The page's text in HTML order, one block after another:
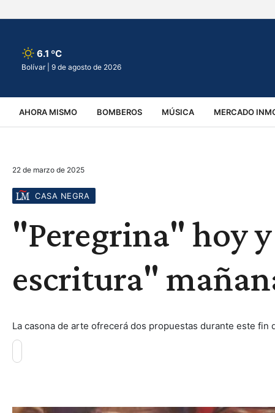
6.1 ºC
Bolívar | 9 de agosto de 2026
AHORA MISMO BOMBEROS MÚSICA MERCADO
VIRALES ACCIDENTES
22 de marzo de 2025
CASA NEGRA
"Peregrina" hoy
escritura"
La casona de arte ofrecerá dos propuestas durante este fin